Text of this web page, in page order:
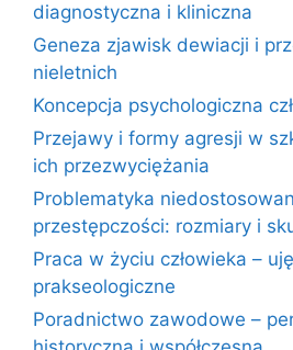
diagnostyczna i kliniczna
Geneza zjawisk dewiacji i
nieletnich
Koncepcja psychologiczna
Przejawy i formy agresji w
ich przezwyciężania
Problematyka
przestępczości: rozmiary i
Praca w życiu człowieka –
prakseologiczne
Poradnictwo zawodowe –